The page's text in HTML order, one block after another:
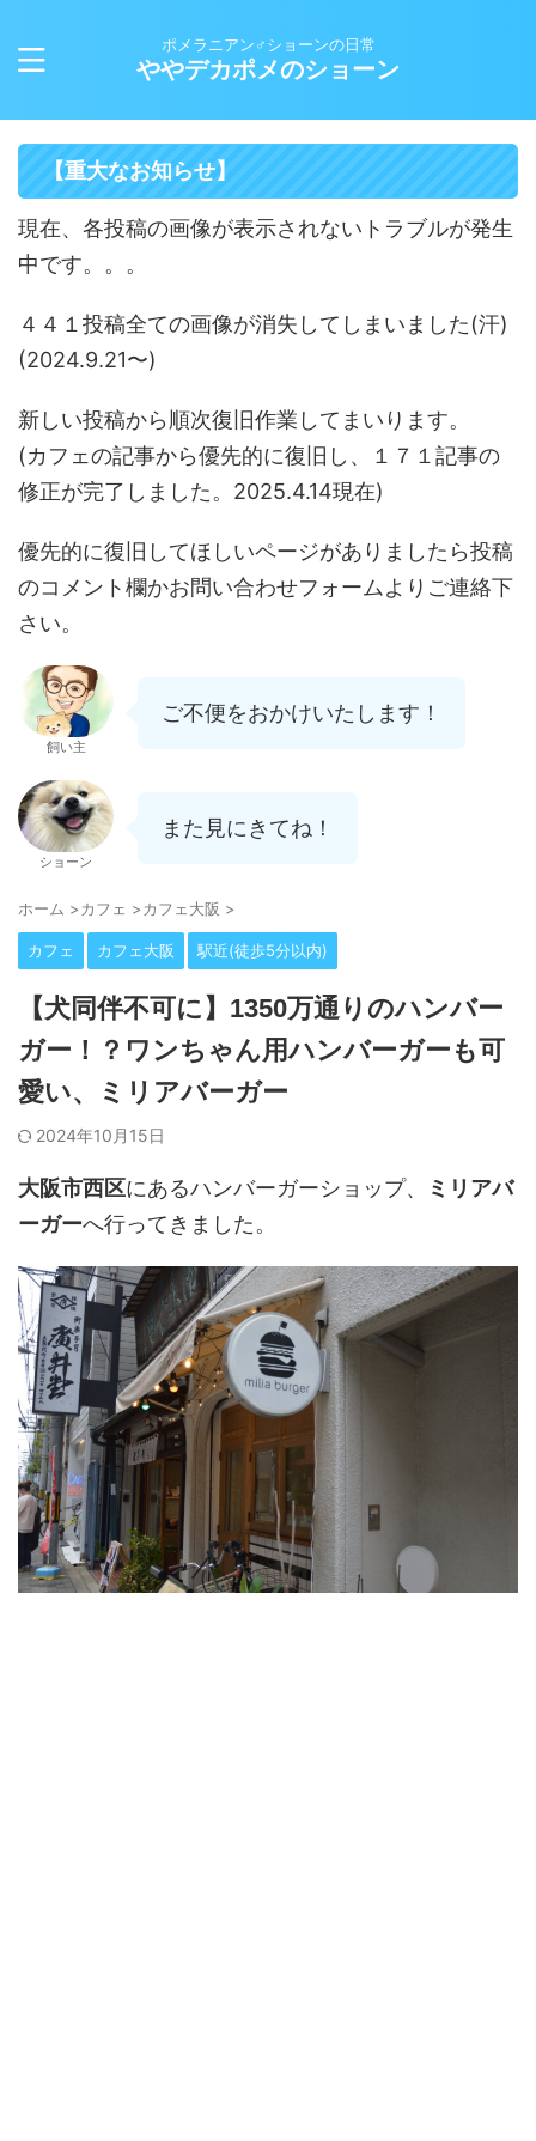
ポメラニアン♂ショーンの日常
ややデカポメのショーン
【重大なお知らせ】
現在、各投稿の画像が表示されないトラブルが発生
中です。。。
４４１投稿全ての画像が消失してしまいました(汗)
(2024.9.21〜)
新しい投稿から順次復旧作業してまいります。
(カフェの記事から優先的に復旧し、１７１記事の
修正が完了しました。2025.4.14現在)
優先的に復旧してほしいページがありましたら投稿
のコメント欄かお問い合わせフォームよりご連絡下
さい。
飼い主
ご不便をおかけいたします！
ショーン
また見にきてね！
ホーム >カフェ >カフェ大阪 >
カフェ カフェ大阪 駅近(徒歩5分以内)
【犬同伴不可に】1350万通りのハンバー
ガー！？ワンちゃん用ハンバーガーも可
愛い、ミリアバーガー
2024年10月15日
大阪市西区にあるハンバーガーショップ、
ミリアバ
ーガーへ行ってきました。